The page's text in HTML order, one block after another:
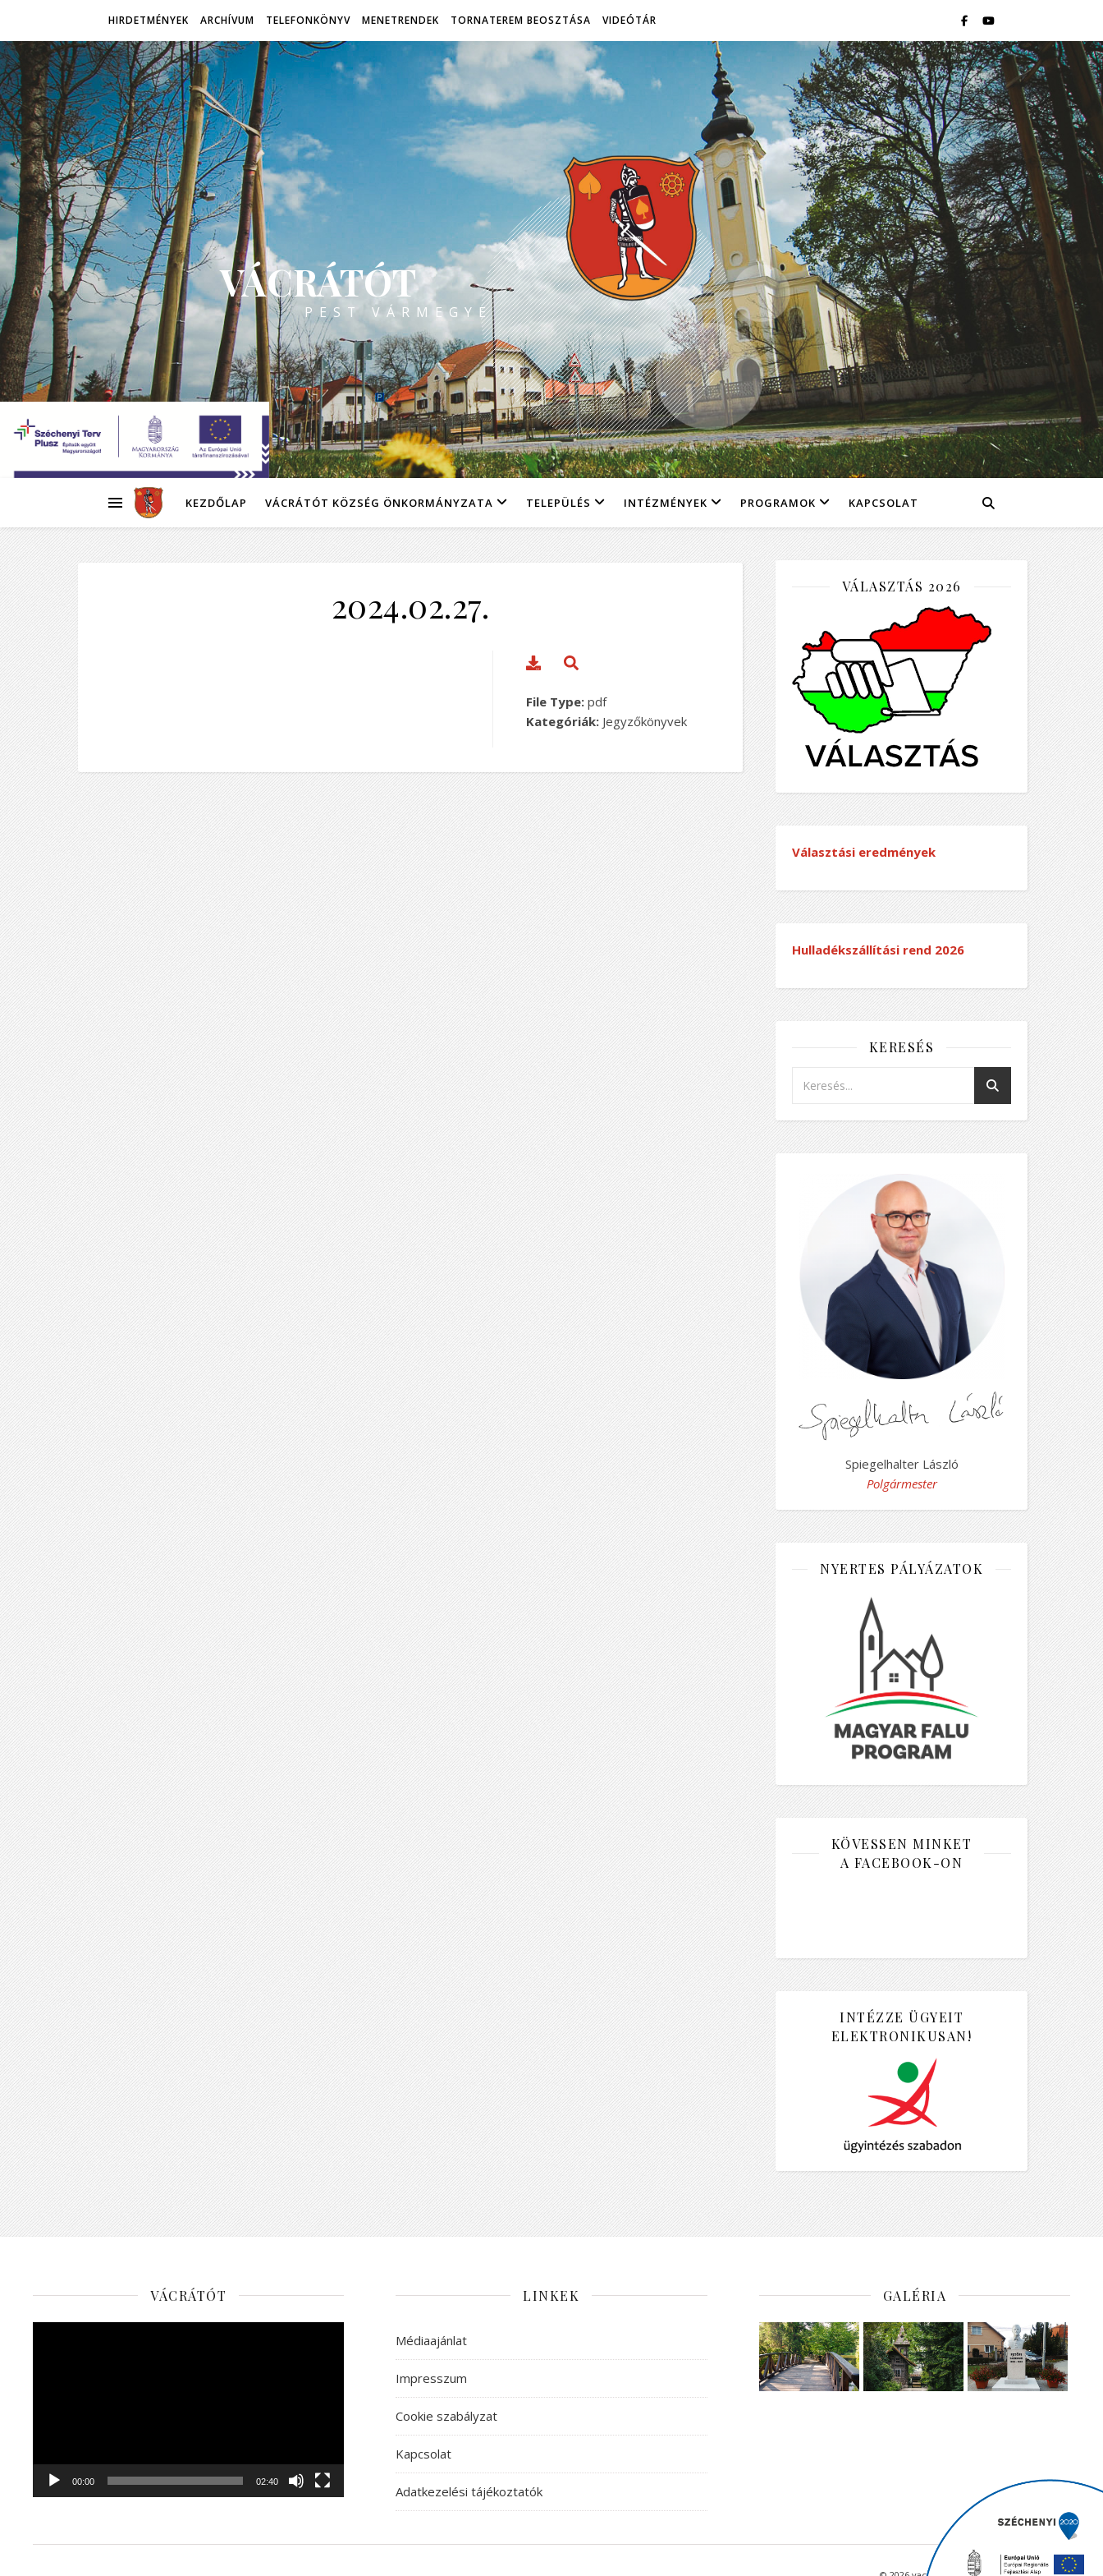
HIRDETMÉNYEK ARCHÍVUM TELEFONKÖNYV MENETRENDEK TORNATEREM BEOSZTÁSA VIDEÓTÁR
VÁCRÁTÓT
PEST VÁRMEGYE
KEZDŐLAP VÁCRÁTÓT KÖZSÉG ÖNKORMÁNYZATA TELEPÜLÉS INTÉZMÉNYEK PROGRAMOK KAPCSOLAT
2024.02.27.
File Type: pdf
Kategóriák:Jegyzőkönyvek
VÁLASZTÁS 2026
Választási eredmények
Hulladékszállítási rend 2026
KERESÉS
Spiegelhalter László
Polgármester
NYERTES PÁLYÁZATOK
KÖVESSEN MINKET
A FACEBOOK-ON
INTÉZZE ÜGYEIT
ELEKTRONIKUSAN!
VÁCRÁTÓT
00:00 02:40
LINKEK
Médiaajánlat
Impresszum
Cookie szabályzat
Kapcsolat
Adatkezelési tájékoztatók
GALÉRIA